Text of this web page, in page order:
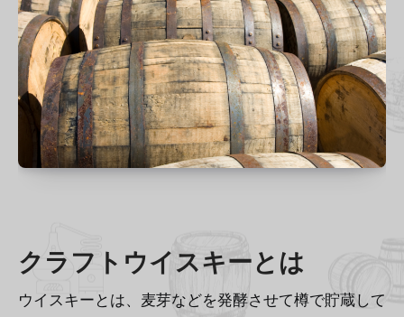
クラフトウイスキーとは
ウイスキーとは、麦芽などを発酵させて樽で貯蔵して